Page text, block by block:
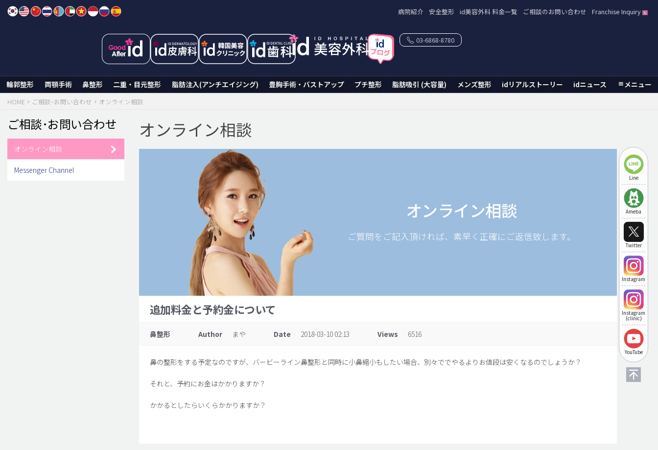
Skip
病院紹介 安全整形 id美容外科 料金一覧 ご相談のお問い合わせ Franchise Inquiry
輪郭整形 両顎手術 鼻整形 二重・目元整形 脂肪注入(アンチエイジング) 豊胸手術・バストアップ プチ整形 脂肪吸引 (大容量) メンズ整形 idリアルストーリー idニュース メニュー
03-6868-8780
Line
Ameba
Twitter
Instagram
Instagram
(clinic)
YouTube
HOME ご相談･お問い合わせ オンライン相談
オンライン相談
オンライン相談
ご質問をご記入頂ければ、素早く正確にご返信致します。
追加料金と予約金について
鼻整形 Author まや Date 2018-03-10 02:13 Views 6516
鼻の整形をする予定なのですが、バービーライン鼻整形と同時に小鼻縮小もしたい場合、別々ででやるよりお値段は安くなるのでしょうか？
それと、予約にお金はかかりますか？
かかるとしたらいくらかかりますか？
ご相談･お問い合わせ
オンライン相談
Messenger Channel